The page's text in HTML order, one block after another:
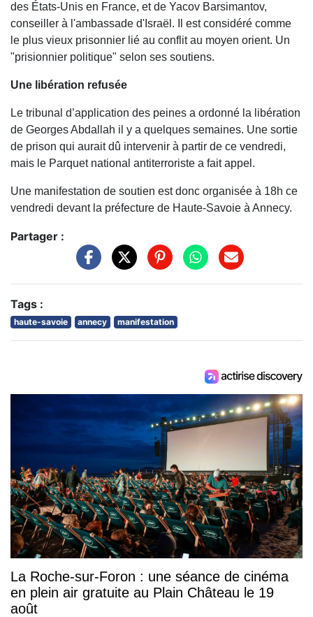
des États-Unis en France, et de Yacov Barsimantov,
conseiller à l'ambassade d'Israël. Il est considéré comme
le plus vieux prisonnier lié au conflit au moyen orient. Un
"prisionnier politique" selon ses soutiens.
Une libération refusée
Le tribunal d’application des peines a ordonné la libération
de Georges Abdallah il y a quelques semaines. Une sortie
de prison qui aurait dû intervenir à partir de ce vendredi,
mais le Parquet national antiterroriste a fait appel.
Une manifestation de soutien est donc organisée à 18h ce
vendredi devant la préfecture de Haute-Savoie à Annecy.
Partager :
Tags :
haute-savoie annecy manifestation
La Roche-sur-Foron : une séance de cinéma
en plein air gratuite au Plain Château le 19
août